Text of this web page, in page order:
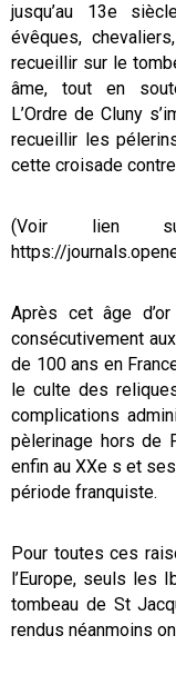
jusqu’au 13e
évêques,
recueillir sur le
âme, tout en
L’Ordre de Cluny
recueillir les
cette croisade
(Voir lien
https://
Après cet âge
consécutivement
de 100 ans en
le culte des
complications
pèlerinage hors de
enfin au XXe s et
période franquiste.
Pour toutes ces
l’Europe, seuls les
tombeau de St
rendus néanmoins